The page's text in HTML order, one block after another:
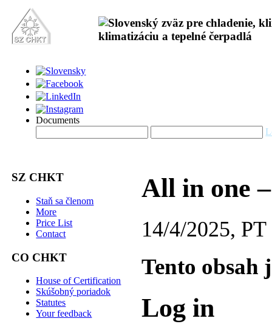
Documents
SZ CHKT
Staň sa členom
More
Price List
Contact
CO CHKT
House of Certification
Skúšobný poriadok
Statutes
Your feedback
All in one
14/4/2025, PT
Tento obsah
Log in